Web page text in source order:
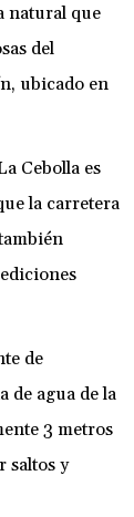
natural que
del
ubicado en
Cebolla es
la carretera
de
de agua de la
3 metros
saltos y